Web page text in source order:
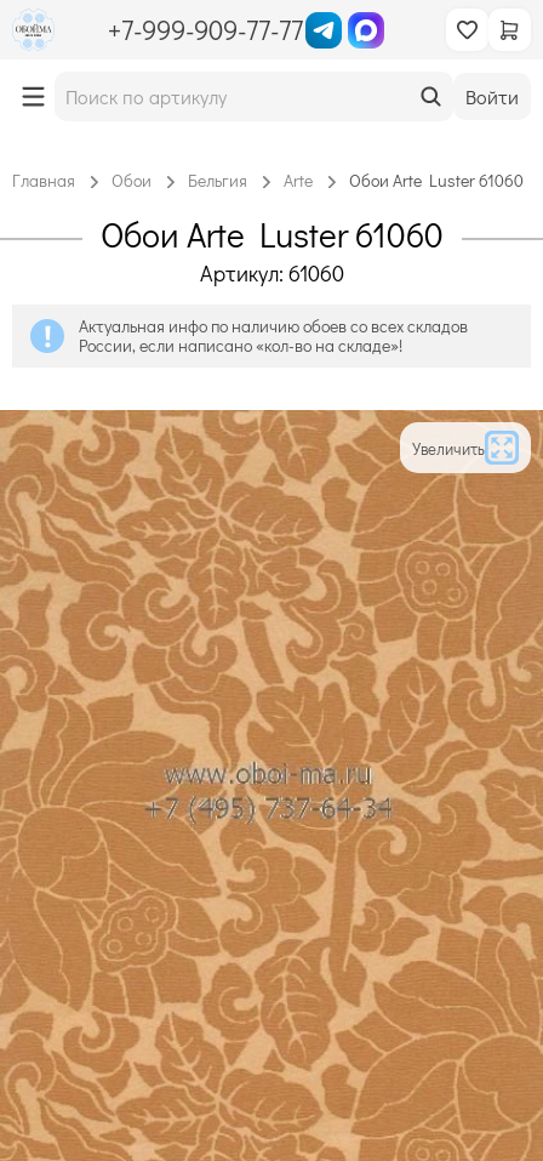
+7-999-909-77-77
Войти
Главная Обои Бельгия Arte Обои Arte Luster 61060
Обои Arte Luster 61060
Артикул: 61060
Актуальная инфо по наличию обоев со всех складов
России, если написано «кол-во на складе»!
Увеличить